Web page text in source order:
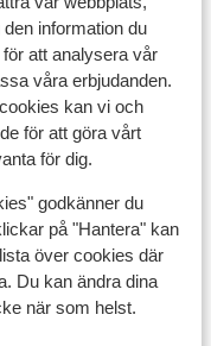
information du
att analysera vår
våra erbjudanden.
kan vi och
för att göra vårt
för dig.
godkänner du
på "Hantera" kan
över cookies där
Du kan ändra dina
när som helst.
m
m